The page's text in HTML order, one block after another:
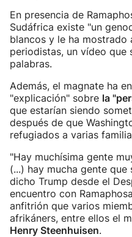
En presencia de
Sudáfrica existe "un
blancos y le ha mostrado
periodistas, un vídeo que
palabras.
Además, el magnate ha
"explicación" sobre la
que estarían siendo
después de que
refugiados a varias
"Hay muchísima gente
(...) hay mucha gente que
dicho Trump desde el
encuentro con
anfitrión que varios
afrikáners, entre ellos el
Henry Steenhuisen.